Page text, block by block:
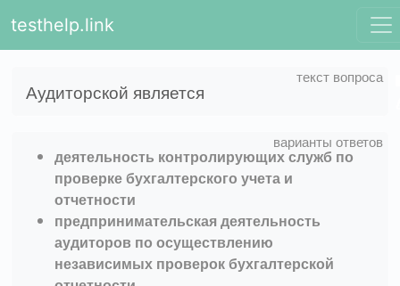
testhelp.link
Аудиторской является
деятельность контролирующих служб по
проверке бухгалтерского учета и
отчетности
предпринимательская деятельность
аудиторов по осуществлению
независимых проверок бухгалтерской